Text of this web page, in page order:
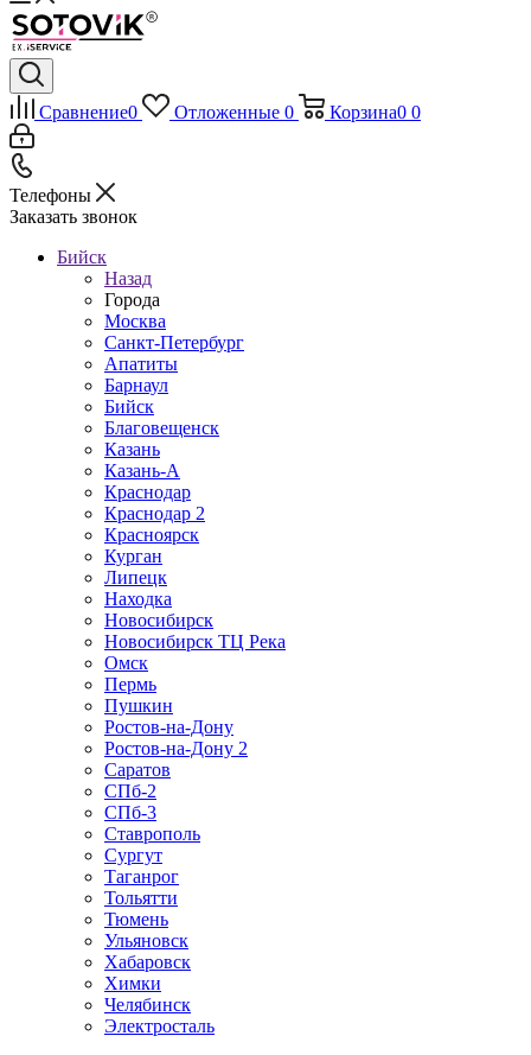
Сравнение0 Отложенные 0 Корзина0 0
Телефоны
Заказать звонок
Бийск
Назад
Города
Москва
Санкт-Петербург
Апатиты
Барнаул
Бийск
Благовещенск
Казань
Казань-А
Краснодар
Краснодар 2
Красноярск
Курган
Липецк
Находка
Новосибирск
Новосибирск ТЦ Река
Омск
Пермь
Пушкин
Ростов-на-Дону
Ростов-на-Дону 2
Саратов
СПб-2
СПб-3
Ставрополь
Сургут
Таганрог
Тольятти
Тюмень
Ульяновск
Хабаровск
Химки
Челябинск
Электросталь